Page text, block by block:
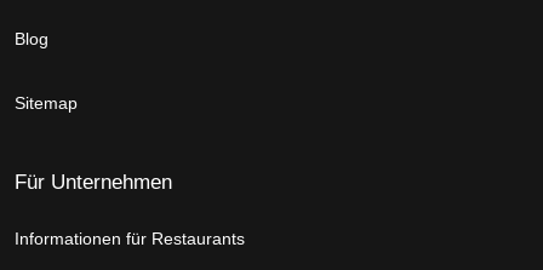
Blog
Sitemap
Für Unternehmen
Informationen für Restaurants